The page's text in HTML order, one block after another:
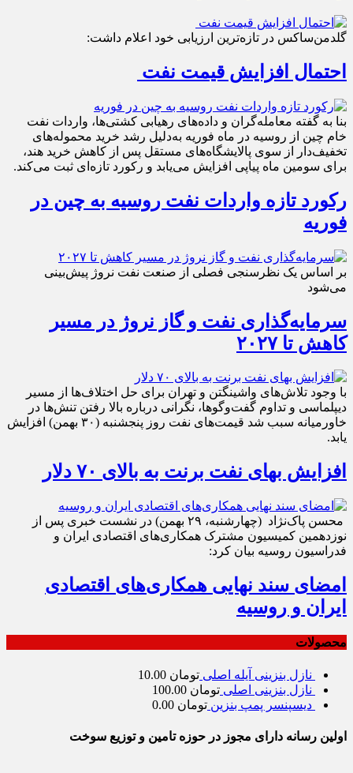
گلدمن‌ساکس در تازه‌ترین ارزیابی خود اعلام داشت:
احتمال افزایش قیمت نفت
بنا به گفته معامله‌گران و داده‌های رهیابی کشتی‌ها، واردات نفت
خام چین از روسیه در ماه فوریه به‌دلیل رشد خرید محموله‌های
تخفیف‌دار از سوی پالایشگاه‌های مستقل پس از کاهش خرید هند،
برای سومین ماه پیاپی افزایش می‌یابد و رکورد تازه‌ای ثبت می‌کند.
رکورد تازه واردات نفت روسیه به چین در
فوریه
بر اساس یک نظرسنجی فصلی از صنعت نفت نروژ پیش‌بینی
می‌شود
سرمایه‌گذاری نفت و گاز نروژ در مسیر
کاهش تا ۲۰۲۷
با وجود تلاش‌های واشینگتن و تهران برای حل اختلاف‌ها از مسیر
دیپلماسی و تداوم گفت‌وگوها، نگرانی درباره بالا رفتن تنش‌ها در
خاورمیانه سبب شد قیمت‌های نفت روز پنجشنبه (۳۰ بهمن) افزایش
یابد.
افزایش بهای نفت برنت به بالای ۷۰ دلار
محسن پاک‌نژاد (چهارشنبه، ۲۹ بهمن) در نشست خبری پس از
نوزدهمین کمیسیون مشترک همکاری‌های اقتصادی ایران و
فدراسیون روسیه بیان کرد:
امضای سند نهایی همکاری‌های اقتصادی
ایران و روسیه
محصولات
نازل بنزینی آیله اصلی تومان
نازل بنزینی اصلی تومان
دیسپنسر پمپ بنزین تومان
اولین رسانه دارای مجوز در حوزه تامین و توزیع سوخت